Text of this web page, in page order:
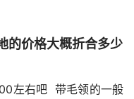
的价格大概折合多少
左右吧  带毛领的一般